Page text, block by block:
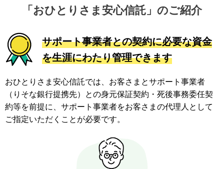
「おひとりさま安心信託」のご紹介
サポート事業者との契約に必要な資金
を生涯にわたり管理できます
おひとりさま安心信託では、お客さまとサポート事業者
（りそな銀行提携先）との身元保証契約・死後事務委任契
約等を前提に、 サポート事業者をお客さまの代理人として
ご指定いただくことが必要です。